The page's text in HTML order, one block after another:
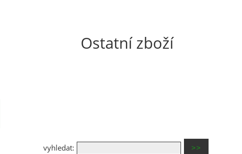
Ostatní zboží
vyhledat: